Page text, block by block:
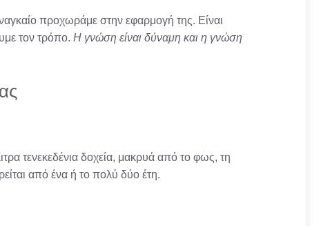
προχωράμε στην εφαρμογή της. Είναι
τον τρόπο. Η γνώση είναι δύναμη και η γνώση
τενεκεδένια δοχεία, μακρυά από το φως, τη
από ένα ή το πολύ δύο έτη.